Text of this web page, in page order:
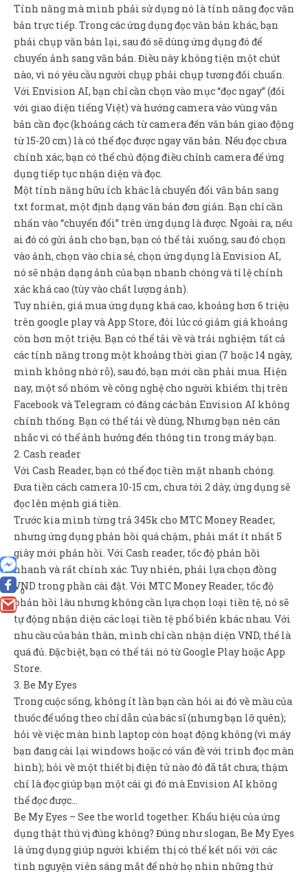
0
Tính năng mà mình phải sử dụng nó là tính năng đọc văn
bản trực tiếp. Trong các ứng dụng đọc văn bản khác, bạn
phải chụp văn bản lại, sau đó sẽ dùng ứng dụng đó để
chuyển ảnh sang văn bản. Điều này không tiện một chút
nào, vì nó yêu cầu người chụp phải chụp tương đối chuẩn.
Với Envision AI, bạn chỉ cần chọn vào mục “đọc ngay” (đối
với giao diện tiếng Việt) và hướng camera vào vùng văn
bản cần đọc (khoảng cách từ camera đến văn bản giao động
từ 15-20 cm) là có thể đọc được ngay văn bản. Nếu đọc chưa
chính xác, bạn có thể chủ động điều chỉnh camera để ứng
dụng tiếp tục nhận diện và đọc.
Một tính năng hữu ích khác là chuyển đổi văn bản sang
txt format, một định dạng văn bản đơn giản. Bạn chỉ cần
nhấn vào “chuyển đổi” trên ứng dụng là được. Ngoài ra, nếu
ai đó có gửi ảnh cho bạn, bạn có thể tải xuống, sau đó chọn
vào ảnh, chọn vào chia sẻ, chọn ứng dụng là Envision AI,
nó sẽ nhận dạng ảnh của bạn nhanh chóng và tỉ lệ chính
xác khá cao (tùy vào chất lượng ảnh).
Tuy nhiên, giá mua ứng dụng khá cao, khoảng hơn 6 triệu
trên google play và App Store, đôi lúc có giảm giá khoảng
còn hơn một triệu. Bạn có thể tải về và trải nghiệm tất cả
các tính năng trong một khoảng thời gian (7 hoặc 14 ngày,
mình không nhớ rõ), sau đó, bạn mới cần phải mua. Hiện
nay, một số nhóm về công nghệ cho người khiếm thị trên
Facebook và Telegram có đăng các bản Envision AI không
chính thống. Bạn có thể tải về dùng, Nhưng bạn nên cân
nhắc vì có thể ảnh hưởng đến thông tin trong máy bạn.
2. Cash reader
Với Cash Reader, bạn có thể đọc tiền mặt nhanh chóng.
Đưa tiền cách camera 10-15 cm, chưa tới 2 dây, ứng dụng sẽ
đọc lên mệnh giá tiền.
Trước kia mình từng trả 345k cho MTC Money Reader,
nhưng ứng dụng phản hồi quá chậm, phải mất ít nhất 5
giây mới phản hồi. Với Cash reader, tốc độ phản hồi
nhanh và rất chính xác. Tuy nhiên, phải lựa chọn đồng
VND trong phần cài đặt. Với MTC Money Reader, tốc độ
phản hồi lâu nhưng không cần lựa chọn loại tiền tệ, nó sẽ
tự động nhận diện các loại tiền tệ phổ biến khác nhau. Với
nhu cầu của bản thân, mình chỉ cần nhận diện VND, thế là
quá đủ. Đặc biệt, bạn có thể tải nó từ Google Play hoặc App
Store.
3. Be My Eyes
Trong cuộc sống, không ít lần bạn cần hỏi ai đó về mầu của
thuốc để uống theo chỉ dẫn của bác sĩ (nhưng bạn lỡ quên);
hỏi về việc màn hình laptop còn hoạt động không (vì máy
bạn đang cài lại windows hoặc có vấn đề với trình đọc màn
hình); hỏi về một thiết bị điện tử nào đó đã tắt chưa; thậm
chí là đọc giúp bạn một cái gì đó mà Envision AI không
thể đọc được…
Be My Eyes – See the world together. Khẩu hiệu của ứng
dụng thật thú vị đúng không? Đúng như slogan, Be My Eyes
là ứng dụng giúp người khiếm thị có thể kết nối với các
tình nguyện viên sáng mắt để nhờ họ nhìn những thứ